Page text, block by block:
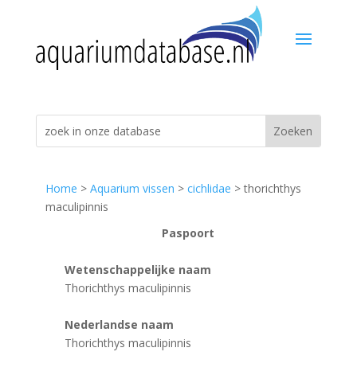
Home > Aquarium vissen > cichlidae > thorichthys
maculipinnis
Paspoort
Wetenschappelijke naam
Thorichthys maculipinnis
Nederlandse naam
Thorichthys maculipinnis